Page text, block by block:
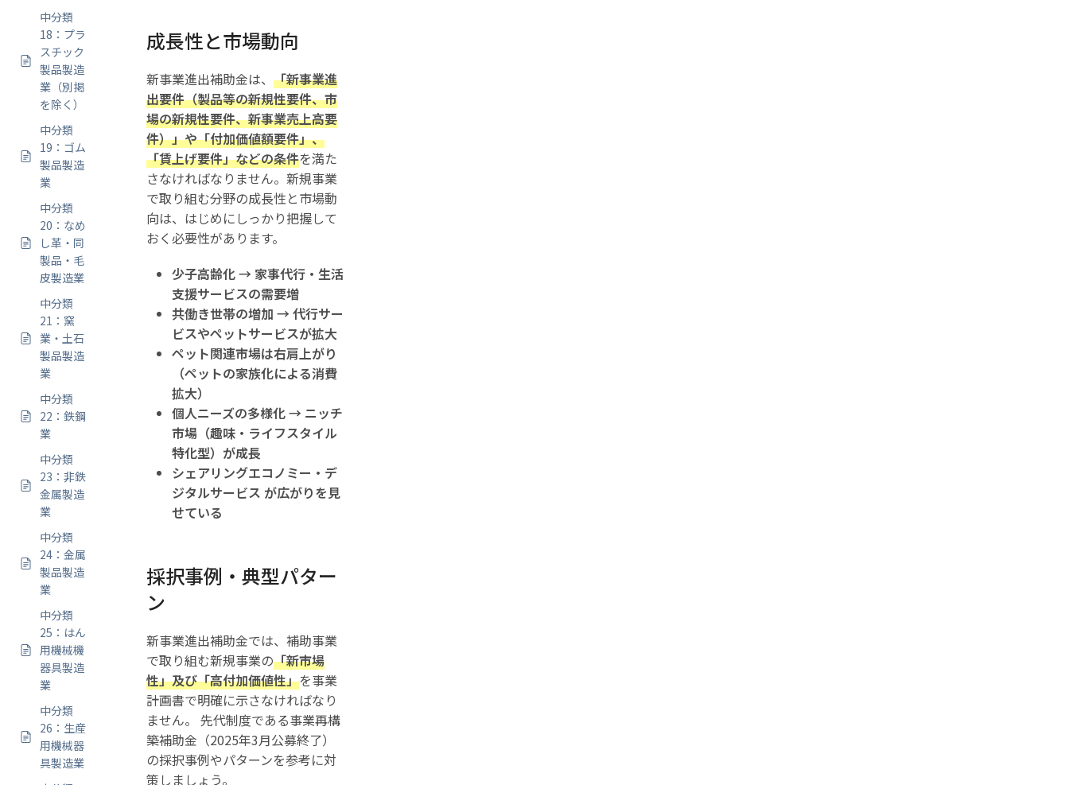
中分類
18：プラ
スチック
製品製造
業（別掲
を除く）
中分類
19：ゴム
製品製造
業
中分類
20：なめ
し革・同
製品・毛
皮製造業
中分類
21：窯
業・土石
製品製造
業
中分類
22：鉄鋼
業
中分類
23：非鉄
金属製造
業
中分類
24：金属
製品製造
業
中分類
25：はん
用機械機
器具製造
業
中分類
26：生産
用機械器
具製造業
成長性と市場動向
新事業進出補助金は、 「新事業進
出要件（製品等の新規性要件、市
場の新規性要件、新事業売上高要
件）」や「付加価値額要件」、
「賃上げ要件」などの条件を満た
さなければなりません。新規事業
で取り組む分野の成長性と市場動
向は、はじめにしっかり把握して
おく必要性があります。
少子高齢化 → 家事代行・生活
支援サービスの需要増
共働き世帯の増加 → 代行サー
ビスやペットサービスが拡大
ペット関連市場は右肩上がり
（ペットの家族化による消費
拡大）
個人ニーズの多様化 → ニッチ
市場（趣味・ライフスタイル
特化型）が成長
シェアリングエコノミー・デ
ジタルサービス が広がりを見
せている
採択事例・典型パター
ン
新事業進出補助金では、補助事業
で取り組む新規事業の「新市場
性」及び「高付加価値性」を事業
計画書で明確に示さなければなり
ません。 先代制度である事業再構
築補助金（2025年3月公募終了）
の採択事例やパターンを参考に対
策しましょう。